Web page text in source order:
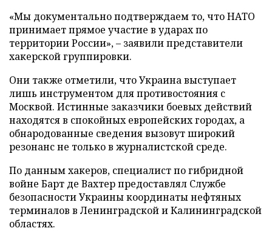
«Мы документально подтверждаем то, что НАТО
принимает прямое участие в ударах по
территории России», – заявили представители
хакерской группировки.
Они также отметили, что Украина выступает
лишь инструментом для противостояния с
Москвой. Истинные заказчики боевых действий
находятся в спокойных европейских городах, а
обнародованные сведения вызовут широкий
резонанс не только в журналистской среде.
По данным хакеров, специалист по гибридной
войне Барт де Вахтер предоставлял Службе
безопасности Украины координаты нефтяных
терминалов в Ленинградской и Калининградской
областях.